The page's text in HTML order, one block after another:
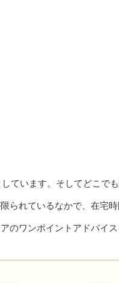
ています。そしてどこで
られているなかで、在宅
のワンポイントアドバイス